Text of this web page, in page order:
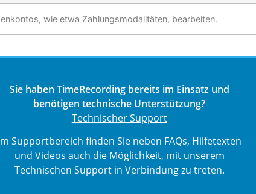
wie etwa Zahlungsmodalitäten, bearbeiten.
Sie haben TimeRecording bereits im Einsatz und
benötigen technische Unterstützung?
Technischer Support
Supportbereich finden Sie neben FAQs, Hilfetexten
und Videos auch die Möglichkeit, mit unserem
Technischen Support in Verbindung zu treten.